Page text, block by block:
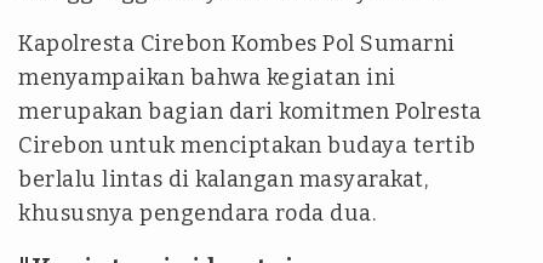
Kapolresta Cirebon Kombes Pol Sumarni
menyampaikan bahwa kegiatan ini
merupakan bagian dari komitmen Polresta
Cirebon untuk menciptakan budaya tertib
berlalu lintas di kalangan masyarakat,
khususnya pengendara roda dua.